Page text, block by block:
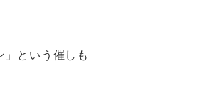
という催しも